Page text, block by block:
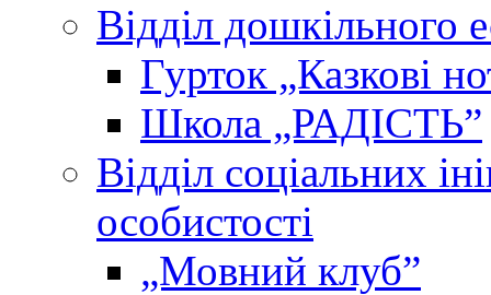
Відділ дошкільного
Гурток „Казкові
Школа „РАДІСТЬ”
Відділ соціальних
особистості
„Мовний клубˮ